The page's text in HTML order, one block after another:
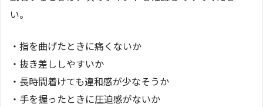
い。
・指を曲げたときに痛くないか
・抜き差ししやすいか
・長時間着けても違和感が少なそうか
・手を握ったときに圧迫感がないか